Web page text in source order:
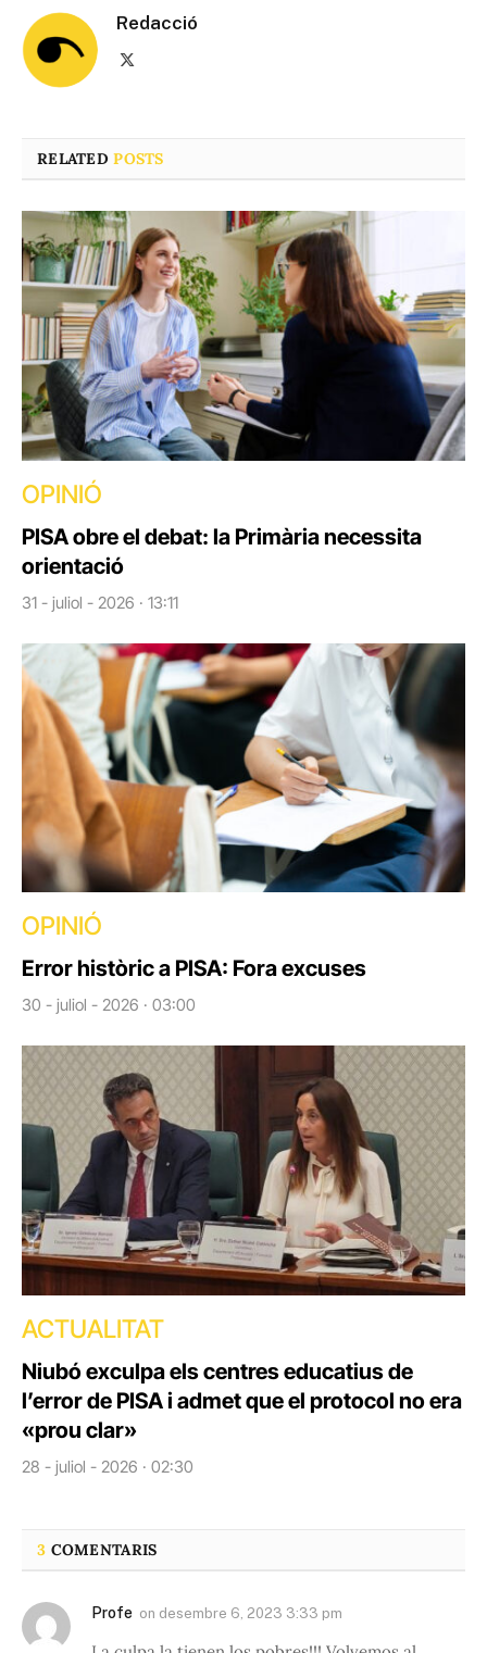
Redacció
RELATEDPOSTS
OPINIÓ
PISA obre el debat: la Primària necessita
orientació
31 - juliol - 2026 · 13:11
OPINIÓ
Error històric a PISA: Fora excuses
30 - juliol - 2026 · 03:00
ACTUALITAT
Niubó exculpa els centres educatius de
l’error de PISA i admet que el protocol no era
«prou clar»
28 - juliol - 2026 · 02:30
3 COMENTARIS
Profe on desembre 6, 2023 3:33 pm